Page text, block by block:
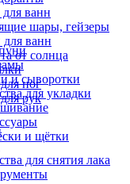
ванн
шары, гейзеры
ванн
от солнца
ног
рук
и сыворотки
для укладки
и щётки
для снятия лака